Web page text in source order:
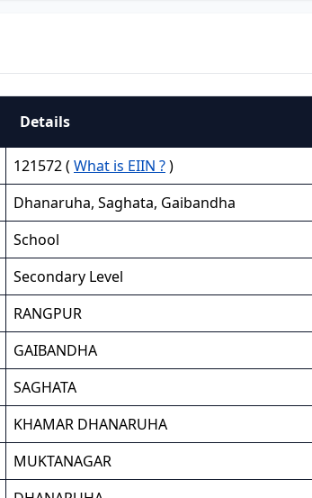
Details
121572 ( What is EIIN ?)
Dhanaruha, Saghata, Gaibandha
School
Secondary Level
RANGPUR
GAIBANDHA
SAGHATA
KHAMAR DHANARUHA
MUKTANAGAR